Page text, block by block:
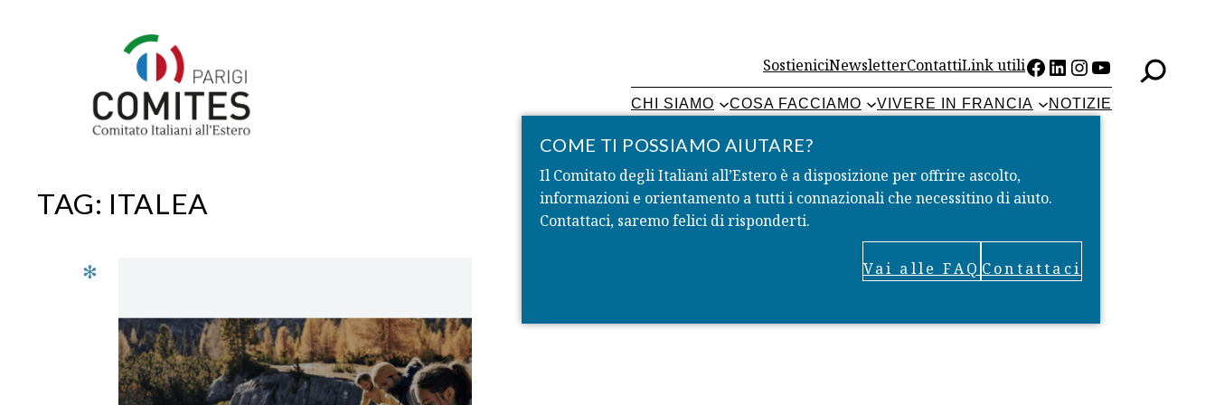
SostieniciNewsletterContattiLink utiliFacebook
LinkedIn
Instagram
YouTube
CHI SIAMO COSA FACCIAMO VIVERE IN FRANCIA NOTIZIE
COME TI POSSIAMO AIUTARE?
Il Comitato degli Italiani all’Estero è a disposizione per offrire ascolto,
informazioni e orientamento a tutti i connazionali che necessitino di aiuto.
Contattaci, saremo felici di risponderti.
Vai alle FAQ Contattaci
TAG: ITALEA